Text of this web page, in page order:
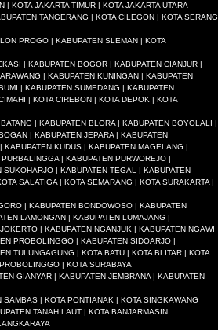
| KOTA JAKARTA TIMUR | KOTA JAKARTA UTARA
TANGERANG | KOTA CILEGON | KOTA SERANG
PROGO | KABUPATEN SLEMAN | KOTA
| KABUPATEN BOGOR | KABUPATEN CIANJUR |
| KABUPATEN KUNINGAN | KABUPATEN
| KABUPATEN SUMEDANG | KABUPATEN
| KOTA CIREBON | KOTA DEPOK | KOTA
| KABUPATEN BLORA | KABUPATEN BOYOLALI |
| KABUPATEN JEPARA | KABUPATEN
KUDUS | KABUPATEN MAGELANG |
| KABUPATEN PURWOREJO |
| KABUPATEN TEGAL | KABUPATEN
SALATIGA | KOTA SEMARANG | KOTA SURAKARTA |
| KABUPATEN BONDOWOSO | KABUPATEN
LAMONGAN | KABUPATEN LUMAJANG |
| KABUPATEN NGANJUK | KABUPATEN NGAWI
PROBOLINGGO | KABUPATEN SIDOARJO |
TULUNGAGUNG | KOTA BATU | KOTA BLITAR | KOTA
| KOTA SURABAYA
GIANYAR | KABUPATEN JEMBRANA | KABUPATEN
| KOTA PONTIANAK | KOTA SINGKAWANG
TANAH LAUT | KOTA BANJARMASIN